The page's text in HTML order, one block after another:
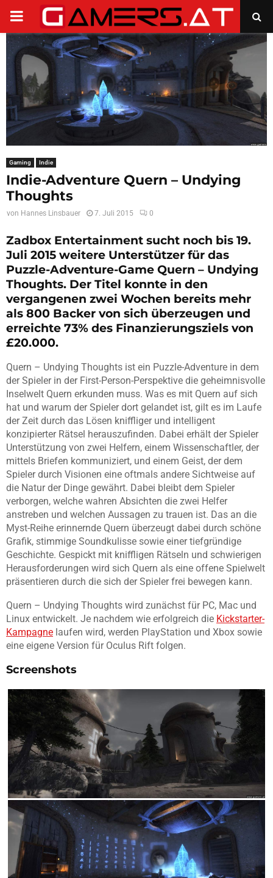
PRIMARY
MENU
Gaming Indie
Indie-Adventure Quern – Undying
Thoughts
von Hannes Linsbauer 7. Juli 2015 0
Zadbox Entertainment sucht noch bis 19.
Juli 2015 weitere Unterstützer für das
Puzzle-Adventure-Game Quern – Undying
Thoughts. Der Titel konnte in den
vergangenen zwei Wochen bereits mehr
als 800 Backer von sich überzeugen und
erreichte 73% des Finanzierungsziels von
£20.000.
Quern – Undying Thoughts ist ein Puzzle-Adventure in dem
der Spieler in der First-Person-Perspektive die geheimnisvolle
Inselwelt Quern erkunden muss. Was es mit Quern auf sich
hat und warum der Spieler dort gelandet ist, gilt es im Laufe
der Zeit durch das Lösen kniffliger und intelligent
konzipierter Rätsel herauszufinden. Dabei erhält der Spieler
Unterstützung von zwei Helfern, einem Wissenschaftler, der
mittels Briefen kommuniziert, und einem Geist, der dem
Spieler durch Visionen eine oftmals andere Sichtweise auf
die Natur der Dinge gewährt. Dabei bleibt dem Spieler
verborgen, welche wahren Absichten die zwei Helfer
anstreben und welchen Aussagen zu trauen ist. Das an die
Myst-Reihe erinnernde Quern überzeugt dabei durch schöne
Grafik, stimmige Soundkulisse sowie einer tiefgründige
Geschichte. Gespickt mit kniffligen Rätseln und schwierigen
Herausforderungen wird sich Quern als eine offene Spielwelt
präsentieren durch die sich der Spieler frei bewegen kann.
Quern – Undying Thoughts wird zunächst für PC, Mac und
Linux entwickelt. Je nachdem wie erfolgreich die Kickstarter-
Kampagne laufen wird, werden PlayStation und Xbox sowie
eine eigene Version für Oculus Rift folgen.
Screenshots